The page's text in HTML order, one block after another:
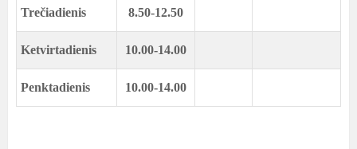
Trečiadienis 8.50-12.50
Ketvirtadienis 10.00-14.00
Penktadienis 10.00-14.00